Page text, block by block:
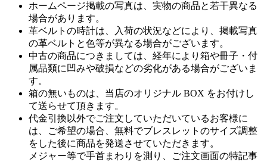
ホームページ掲載の写真は、実物の商品と若干異なる
場合があります。
革ベルトの時計は、入荷の状況などにより、掲載写真
の革ベルトと色等が異なる場合がございます。
中古の商品につきましては、経年により箱や冊子・付
属品類に凹みや破損などの劣化がある場合がございま
す。
箱の無いものは、当店のオリジナル BOX をお付けし
て送らせて頂きます。
代金引換以外でご注文していただいているお客様に
は、ご希望の場合、無料でブレスレットのサイズ調整
をした後に商品を発送させていただきます。
メジャー等で手首まわりを測り、ご注文画面の特記事